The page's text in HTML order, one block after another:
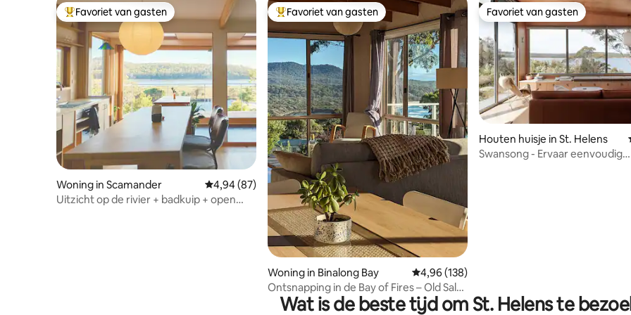
Topfavoriet van gasten
Favoriet van gasten
Woning in Scamander Gemiddelde beoordeling van 4,94 uit 5, 87 recensies
4,94 (87)
Uitzicht op de rivier + badkuip + open
Topfavoriet van gasten
Favoriet van gasten
Woning in Binalong Bay Gemiddelde beoordeling van 4,96 uit 5, 138
4,96 (138)
Ontsnapping in de Bay of Fires – Old Salty
Shack
Favoriet van gasten
Favoriet van gasten
Houten huisje in St. Helens
Swansong - Ervaar eenvoudig
Wat is de beste tijd om St. Helens te